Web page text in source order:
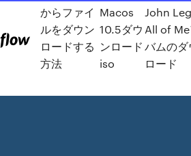
からファイ
ルをダウン
ロードする
方法
Macos
10.5ダウ
ンロード
iso
John
All of
バムのダ
ロード